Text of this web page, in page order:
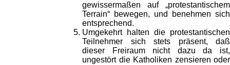
gewissermaßen auf „protestantischem
Terrain“ bewegen, und benehmen sich
entsprechend.
Umgekehrt halten die protestantischen
Teilnehmer sich stets präsent, daß
dieser Freiraum nicht dazu da ist,
ungestört die Katholiken zensieren oder